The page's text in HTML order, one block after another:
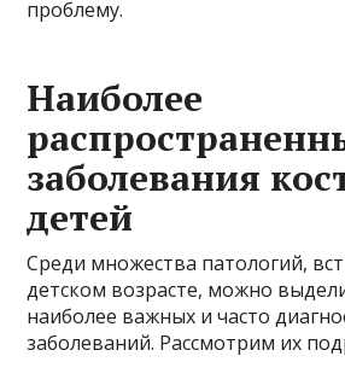
проблему.
Наиболее
заболевания
детей
Среди множества патологий,
детском возрасте, можно
наиболее важных и часто
заболеваний. Рассмотрим их